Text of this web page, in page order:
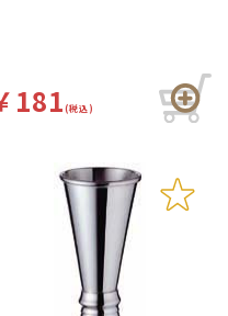
181(税込)